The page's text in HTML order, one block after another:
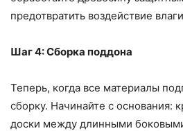
предотвратить воздействие
Шаг 4: Сборка поддона
Теперь, когда все материалы
сборку. Начинайте с основания:
доски между длинными